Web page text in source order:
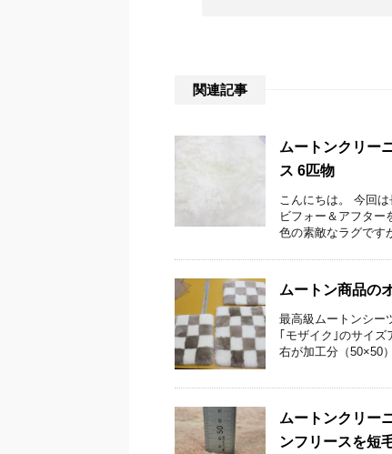
関連記事
ムートンクリー
ス 6匹物
こんにちは。 今回
ビフォー＆アフター
色の素敵なラグです
ムートン商品の
最高級ムートンシー
｢モザイク｣のサイズ
右が加工分（50×50
ムートンクリー
ンフリースを短